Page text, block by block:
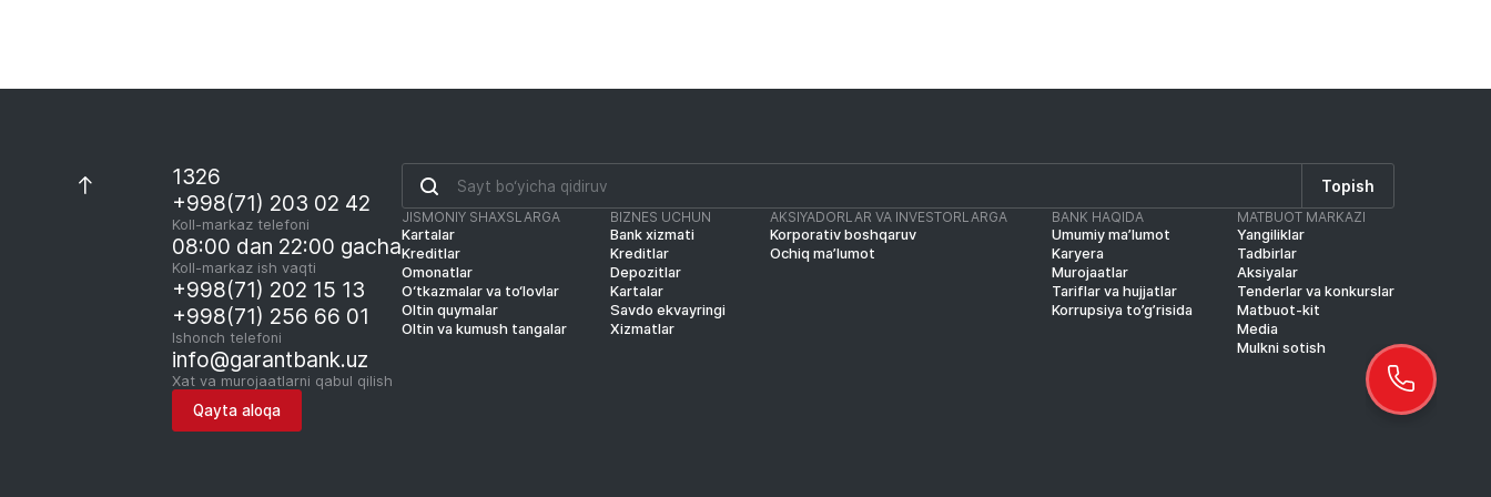
1326
+998(71) 203 02 42
Koll-markaz telefoni
08:00 dan 22:00 gacha
Koll-markaz ish vaqti
+998(71) 202 15 13
+998(71) 256 66 01
Ishonch telefoni
info@garantbank.uz
Xat va murojaatlarni qabul qilish
Qayta aloqa
Topish
JISMONIY SHAXSLARGA
Kartalar
Kreditlar
Omonatlar
O‘tkazmalar va to‘lovlar
Oltin quymalar
Oltin va kumush tangalar
BIZNES UCHUN
Bank xizmati
Kreditlar
Depozitlar
Kartalar
Savdo ekvayringi
Xizmatlar
AKSIYADORLAR VA INVESTORLARGA
Korporativ boshqaruv
Ochiq ma’lumot
BANK HAQIDA
Umumiy ma’lumot
Karyera
Murojaatlar
Tariflar va hujjatlar
Korrupsiya to’g’risida
MATBUOT MARKAZI
Yangiliklar
Tadbirlar
Aksiyalar
Tenderlar va konkurslar
Matbuot-kit
Media
Mulkni sotish